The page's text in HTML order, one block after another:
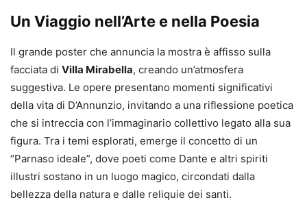
Un Viaggio nell’Arte e nella Poesia
Il grande poster che annuncia la mostra è affisso sulla
facciata di Villa Mirabella, creando un’atmosfera
suggestiva. Le opere presentano momenti significativi
della vita di D’Annunzio, invitando a una riflessione poetica
che si intreccia con l’immaginario collettivo legato alla sua
figura. Tra i temi esplorati, emerge il concetto di un
“Parnaso ideale”, dove poeti come Dante e altri spiriti
illustri sostano in un luogo magico, circondati dalla
bellezza della natura e dalle reliquie dei santi.